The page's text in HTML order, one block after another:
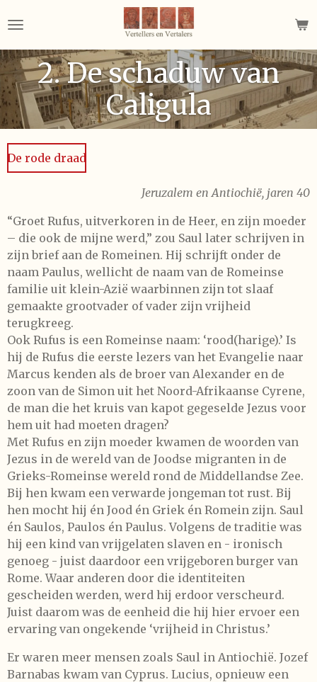
direct
naar
de
hoofdinhoud
2. De schaduw van
Caligula
De rode draad
Jeruzalem en Antiochië, jaren 40
“Groet Rufus, uitverkoren in de Heer, en zijn moeder
– die ook de mijne werd,” zou Saul later schrijven in
zijn brief aan de Romeinen. Hij schrijft onder de
naam Paulus, wellicht de naam van de Romeinse
familie uit klein-Azië waarbinnen zijn tot slaaf
gemaakte grootvader of vader zijn vrijheid
terugkreeg.
Ook Rufus is een Romeinse naam: ‘rood(harige).’ Is
hij de Rufus die eerste lezers van het Evangelie naar
Marcus kenden als de broer van Alexander en de
zoon van de Simon uit het Noord-Afrikaanse Cyrene,
de man die het kruis van kapot gegeselde Jezus voor
hem uit had moeten dragen?
Met Rufus en zijn moeder kwamen de woorden van
Jezus in de wereld van de Joodse migranten in de
Grieks-Romeinse wereld rond de Middellandse Zee.
Bij hen kwam een verwarde jongeman tot rust. Bij
hen mocht hij én Jood én Griek én Romein zijn. Saul
én Saulos, Paulos én Paulus. Volgens de traditie was
hij een kind van vrijgelaten slaven en - ironisch
genoeg - juist daardoor een vrijgeboren burger van
Rome. Waar anderen door die identiteiten
gescheiden werden, werd hij erdoor verscheurd.
Juist daarom was de eenheid die hij hier ervoer een
ervaring van ongekende ‘vrijheid in Christus.’
Er waren meer mensen zoals Saul in Antiochië. Jozef
Barnabas kwam van Cyprus. Lucius, opnieuw een